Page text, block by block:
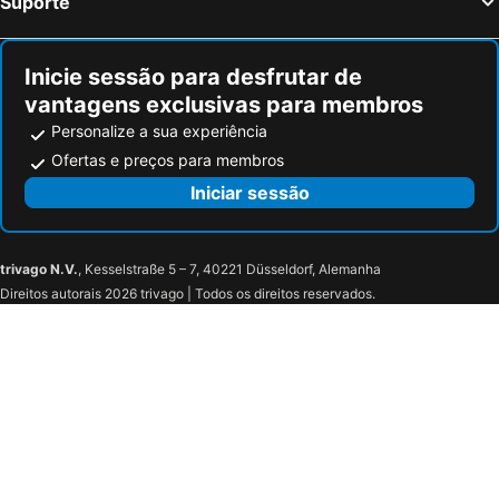
Inicie sessão para desfrutar de
vantagens exclusivas para membros
Personalize a sua experiência
Ofertas e preços para membros
Iniciar sessão
trivago N.V., Kesselstraße 5 – 7, 40221 Düsseldorf, Alemanha
Direitos autorais 2026 trivago | Todos os direitos reservados.